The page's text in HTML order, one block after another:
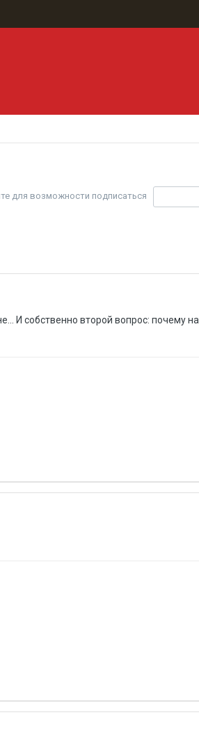
для возможности подписаться
И собственно второй вопрос: почему на